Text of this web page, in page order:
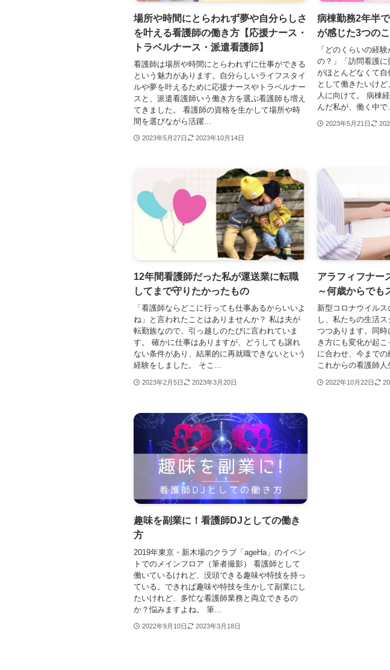
場所や時間にとらわれず夢や自分らしさ
を叶える看護師の働き方【応援ナース・
トラベルナース・派遣看護師】
看護師は場所や時間にとらわれずに仕事ができる
という魅力があります。自分らしいライフスタイ
ルや夢を叶えるために応援ナースやトラベルナー
スと、派遣看護師いう働き方を選ぶ看護師も増え
てきました。 看護師の資格を生かして場所や時
間を選びながら活躍...
2023年5月27日 2023年10月14日
病棟勤務2年半
が感じた3つの
「どのくらいの経
の？」「訪問看護
がほとんどなくて
として働きたいけ
人に向けて。 病棟
んだ私が、働く中で
2023年5月21日
12年間看護師だった私が運送業に転職
してまで守りたかったもの
「看護師ならどこに行っても仕事あるからいいよ
ね」と言われたことはありませんか？ 私は夫が
転勤族なので、引っ越しのたびに言われていま
す。 確かに仕事はありますが、どうしても譲れ
ない条件があり、結果的に再就職できないという
経験をしました。 そこ...
2023年2月5日 2023年3月20日
アラフィフナー
～何歳からでも
新型コロナウイル
し、私たちの生活
つつあります。同
き方にも変化が起
に合わせ、今まで
これからの看護師人
2022年10月22日
趣味を副業に！看護師DJとしての働き
方
2019年東京・新木場のクラブ「ageHa」のイベン
トでのメインフロア（筆者撮影） 看護師として
働いているけれど、没頭できる趣味や特技を持っ
ている。できれば趣味や特技を生かして副業にし
たいけれど、多忙な看護師業務と両立できるの
か？悩みますよね。 筆...
2022年9月10日 2023年3月18日